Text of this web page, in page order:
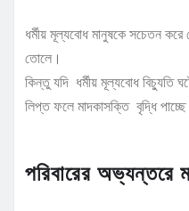
ধর্মীয় মূল্যবোধ মানুষকে সচেতন করে
তোলে।
কিন্তু যদি ধর্মীয় মূল্যবোধ বিচ্যুতি
লিপ্ত ফলে মাদকাসক্তি বৃদ্ধি
পরিবারের অভ্যন্তরে